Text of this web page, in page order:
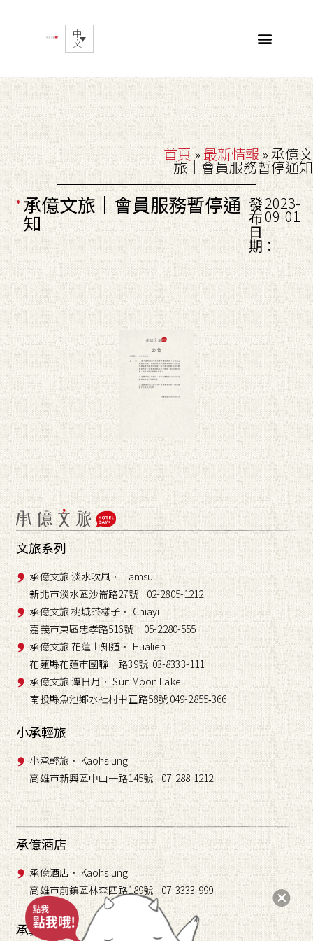
中
文
首頁»最新情報»承億文
旅｜會員服務暫停通知
承億文旅｜會員服務暫停通
知
發
布
日
期：
2023-
09-01
文旅系列
承億文旅 淡水吹風． Tamsui
新北市淡水區沙崙路27號 02-2805-1212
承億文旅 桃城茶樣子． Chiayi
嘉義市東區忠孝路516號 05-2280-555
承億文旅 花蓮山知道． Hualien
花蓮縣花蓮市國聯一路39號 03-8333-111
承億文旅 潭日月． Sun Moon Lake
南投縣魚池鄉水社村中正路58號 049-2855-366
小承輕旅
小承輕旅． Kaohsiung
高雄市新興區中山一路145號 07-288-1212
承億酒店
承億酒店． Kaohsiung
高雄市前鎮區林森四路189號 07-3333-999
承藝術